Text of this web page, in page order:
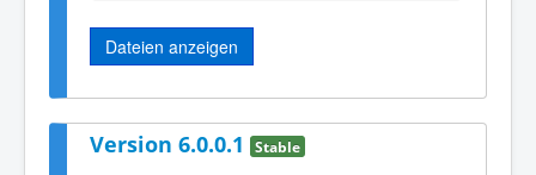
Dateien anzeigen
Version 6.0.0.1 Stable